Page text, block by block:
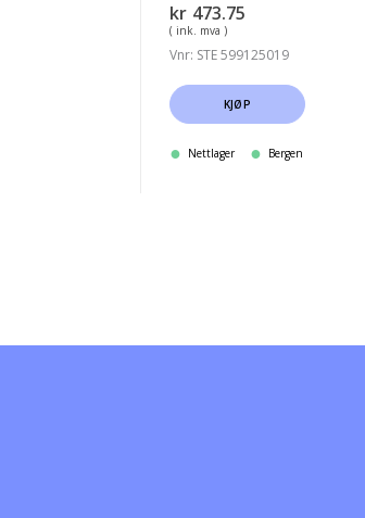
kr 473.75
( ink. mva )
Vnr: STE 599125019
KJØP
Nettlager Bergen